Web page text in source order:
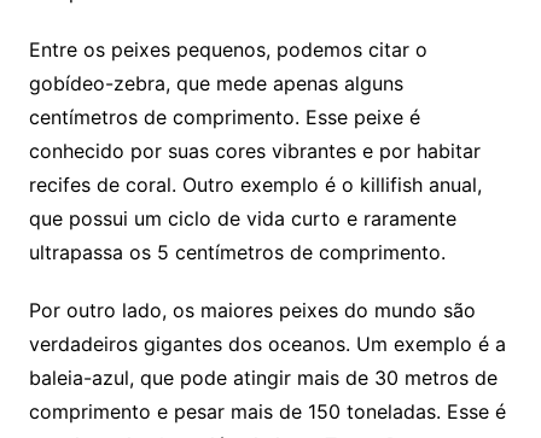
Entre os peixes pequenos, podemos citar o
gobídeo-zebra, que mede apenas alguns
centímetros de comprimento. Esse peixe é
conhecido por suas cores vibrantes e por habitar
recifes de coral. Outro exemplo é o killifish anual,
que possui um ciclo de vida curto e raramente
ultrapassa os 5 centímetros de comprimento.
Por outro lado, os maiores peixes do mundo são
verdadeiros gigantes dos oceanos. Um exemplo é a
baleia-azul, que pode atingir mais de 30 metros de
comprimento e pesar mais de 150 toneladas. Esse é